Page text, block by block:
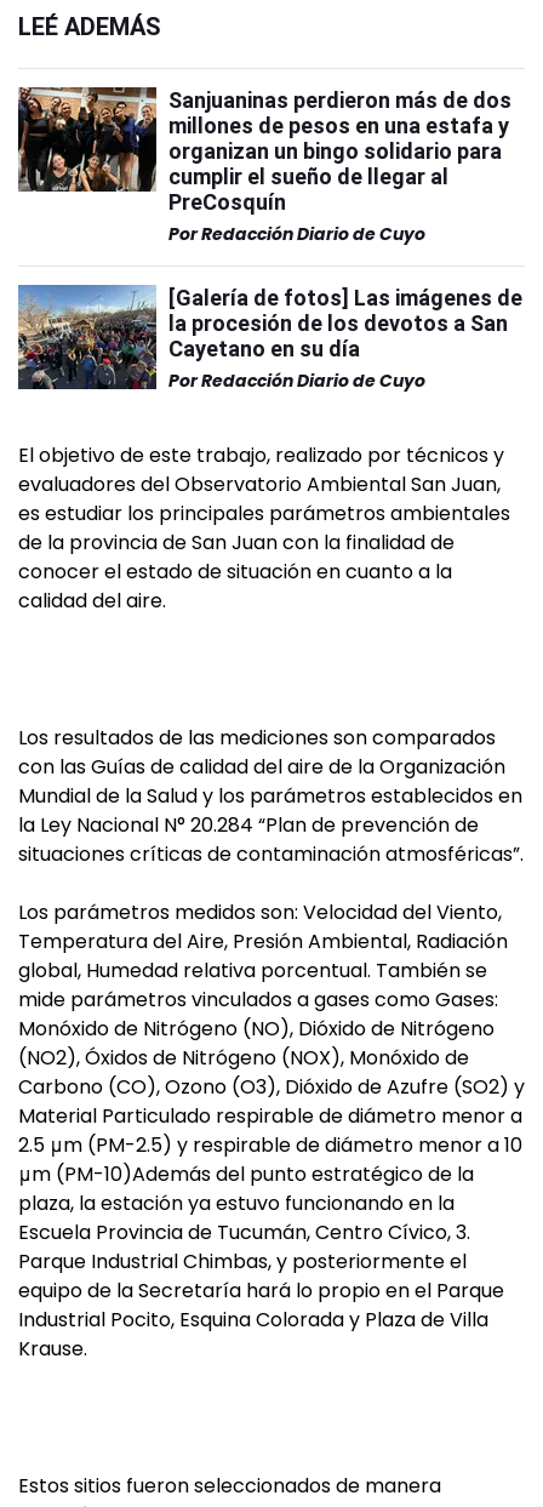
LEÉ ADEMÁS
Sanjuaninas perdieron más de dos
millones de pesos en una estafa y
organizan un bingo solidario para
cumplir el sueño de llegar al
PreCosquín
PorRedacción Diario de Cuyo
[Galería de fotos] Las imágenes de
la procesión de los devotos a San
Cayetano en su día
PorRedacción Diario de Cuyo
El objetivo de este trabajo, realizado por técnicos y
evaluadores del Observatorio Ambiental San Juan,
es estudiar los principales parámetros ambientales
de la provincia de San Juan con la finalidad de
conocer el estado de situación en cuanto a la
calidad del aire.
Los resultados de las mediciones son comparados
con las Guías de calidad del aire de la Organización
Mundial de la Salud y los parámetros establecidos en
la Ley Nacional N° 20.284 “Plan de prevención de
situaciones críticas de contaminación atmosféricas”.
Los parámetros medidos son: Velocidad del Viento,
Temperatura del Aire, Presión Ambiental, Radiación
global, Humedad relativa porcentual. También se
mide parámetros vinculados a gases como Gases:
Monóxido de Nitrógeno (NO), Dióxido de Nitrógeno
(NO2), Óxidos de Nitrógeno (NOX), Monóxido de
Carbono (CO), Ozono (O3), Dióxido de Azufre (SO2) y
Material Particulado respirable de diámetro menor a
2.5 μm (PM-2.5) y respirable de diámetro menor a 10
μm (PM-10)Además del punto estratégico de la
plaza, la estación ya estuvo funcionando en la
Escuela Provincia de Tucumán, Centro Cívico, 3.
Parque Industrial Chimbas, y posteriormente el
equipo de la Secretaría hará lo propio en el Parque
Industrial Pocito, Esquina Colorada y Plaza de Villa
Krause.
Estos sitios fueron seleccionados de manera